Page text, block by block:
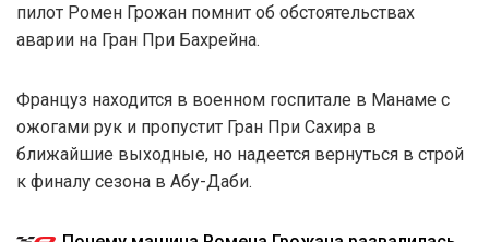
пилот Ромен Грожан помнит об обстоятельствах
аварии на Гран При Бахрейна.
Француз находится в военном госпитале в Манаме с
ожогами рук и пропустит Гран При Сахира в
ближайшие выходные, но надеется вернуться в строй
к финалу сезона в Абу-Даби.